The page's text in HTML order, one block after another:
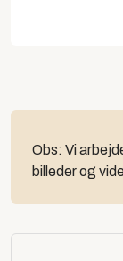
Obs:Vi
billeder og